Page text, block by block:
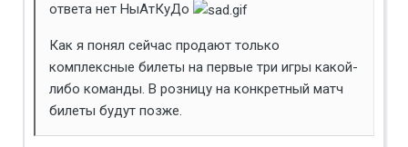
ответа нет НыАтКуДо
Как я понял сейчас продают только
комплексные билеты на первые три игры какой-
либо команды. В розницу на конкретный матч
билеты будут позже.